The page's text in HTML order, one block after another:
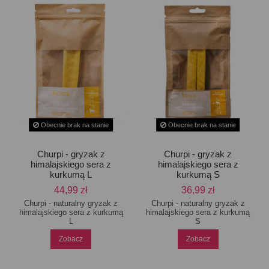
Obecnie brak na stanie
Churpi - gryzak z
himalajskiego sera z
kurkumą L
44,99 zł
Churpi - naturalny gryzak z
himalajskiego sera z kurkumą
Zobacz
Obecnie brak na stanie
Churpi - gryzak z
himalajskiego sera z
kurkumą S
36,99 zł
Churpi - naturalny gryzak z
himalajskiego sera z kurkumą
S
Zobacz